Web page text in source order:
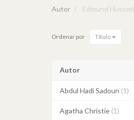
Autor Edmund Husserl
Ordenar por Título
Autor
Abdul Hadi Sadoun (1)
Agatha Christie (1)